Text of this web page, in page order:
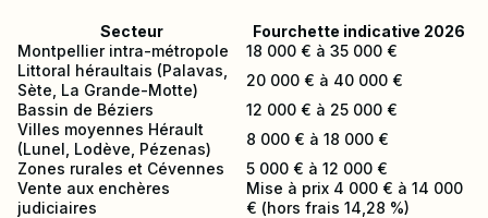
Secteur
Fourchette indicative 2026
Montpellier intra-métropole
18 000 € à 35 000 €
Littoral héraultais (Palavas,
Sète, La Grande-Motte)
20 000 € à 40 000 €
Bassin de Béziers
12 000 € à 25 000 €
Villes moyennes Hérault
(Lunel, Lodève, Pézenas)
8 000 € à 18 000 €
Zones rurales et Cévennes
5 000 € à 12 000 €
Vente aux enchères
judiciaires
Mise à prix 4 000 € à 14 000
€ (hors frais 14,28 %)